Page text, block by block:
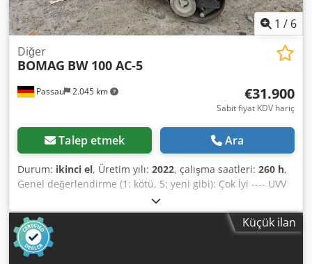
1 / 6
Passau 2.045 km
Diğer
BOMAG BW 100 AC-5
€31.900
Sabit fiyat KDV hariç
Talep etmek Ara
Durum: ikinci el, Üretim yılı: 2022, çalışma saatleri: 260 h,
Genel değerlendirme (1: kötü, 5: yeni gibi): Çok İyi ---- UVV
sertifikalı - hemen kullanıma hazır Csdpfx Aszkzzneqverf
Yaklaşık 260 çalışma saati - çalışma ağırlığı 2.400 kg -
çalışma genişliği 1.000 mm - Kubota Dizel motor Stage V /
TIER4f - arka kısımda düz dişli profil bulunan dört lastik
tekerlek - hidrostatik sürüş ve titreşim tahriki - her bir
Küçük ilan